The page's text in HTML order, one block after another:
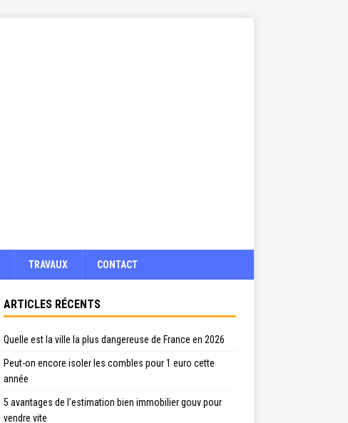
TRAVAUX CONTACT
ARTICLES RÉCENTS
Quelle est la ville la plus dangereuse de France en 2026
Peut-on encore isoler les combles pour 1 euro cette
année
5 avantages de l’estimation bien immobilier gouv pour
vendre vite